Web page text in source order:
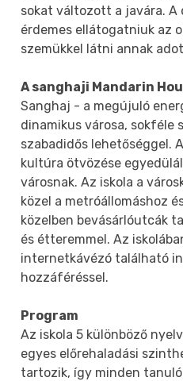
sokat változott a javára. A
érdemes ellátogatniuk az
szemükkel látni annak
A sanghaji Mandarin
Sanghaj - a megújuló
dinamikus városa, sokféle
szabadidős lehetőséggel.
kultúra ötvözése
városnak. Az iskola a
közel a metróállomáshoz
közelben bevásárlóutcák
és étteremmel. Az
internetkávézó található
hozzáféréssel.
Program
Az iskola 5 különböző
egyes előrehaladási
tartozik, így minden